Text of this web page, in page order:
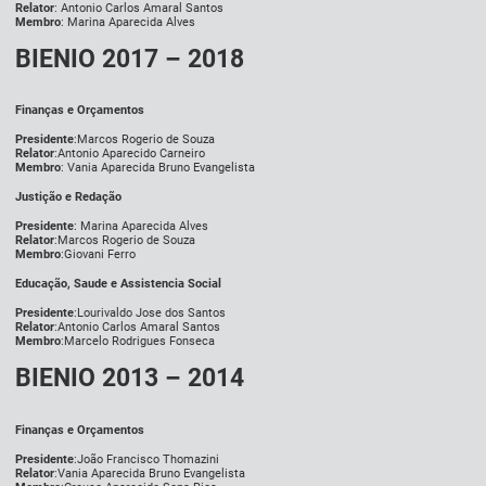
Relator: Antonio Carlos Amaral Santos
Membro: Marina Aparecida Alves
BIENIO 2017 – 2018
Finanças e Orçamentos
Presidente:Marcos Rogerio de Souza
Relator:Antonio Aparecido Carneiro
Membro: Vania Aparecida Bruno Evangelista
Justição e Redação
Presidente: Marina Aparecida Alves
Relator:Marcos Rogerio de Souza
Membro:Giovani Ferro
Educação, Saude e Assistencia Social
Presidente:Lourivaldo Jose dos Santos
Relator:Antonio Carlos Amaral Santos
Membro:Marcelo Rodrigues Fonseca
BIENIO 2013 – 2014
Finanças e Orçamentos
Presidente:João Francisco Thomazini
Relator:Vania Aparecida Bruno Evangelista